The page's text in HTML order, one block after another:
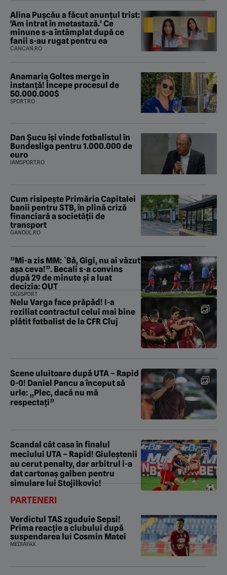
Alina Pușcău a făcut anunțul trist:
'Am intrat în metastază.' Ce
minune s-a întâmplat după ce
fanii s-au rugat pentru ea
CANCAN.RO
Anamaria Goltes merge în
instanță! Începe procesul de
50.000.000$
SPORT.RO
Dan Șucu își vinde fotbalistul în
Bundesliga pentru 1.000.000 de
euro
IAMSPORT.RO
Cum risipește Primăria Capitalei
banii pentru STB, în plină criză
financiară a societății de
transport
GANDUL.RO
”Mi-a zis MM: `Bă, Gigi, nu ai văzut
așa ceva!”. Becali s-a convins
după 29 de minute și a luat
decizia: OUT
DIGISPORT
Nelu Varga face prăpăd! I-a
reziliat contractul celui mai bine
plătit fotbalist de la CFR Cluj
Scene uluitoare după UTA – Rapid
0-0! Daniel Pancu a început să
urle: „Plec, dacă nu mă
respectați”
Scandal cât casa în finalul
meciului UTA – Rapid! Giuleștenii
au cerut penalty, dar arbitrul i-a
dat cartonaș galben pentru
simulare lui Stojilkovic!
PARTENERI
Verdictul TAS zguduie Sepsi!
Prima reacție a clubului după
suspendarea lui Cosmin Matei
MEDIAFAX